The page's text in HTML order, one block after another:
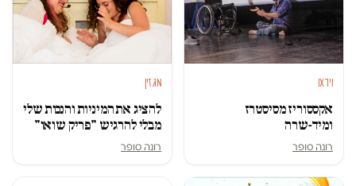
וידאו
אקססוריז מסיסטרז
ומיד-שרה
רונה סופר
מגזין
להציג את המיניות והנכות שלי
מבלי להרגיש "פריק שואו"
רונה סופר